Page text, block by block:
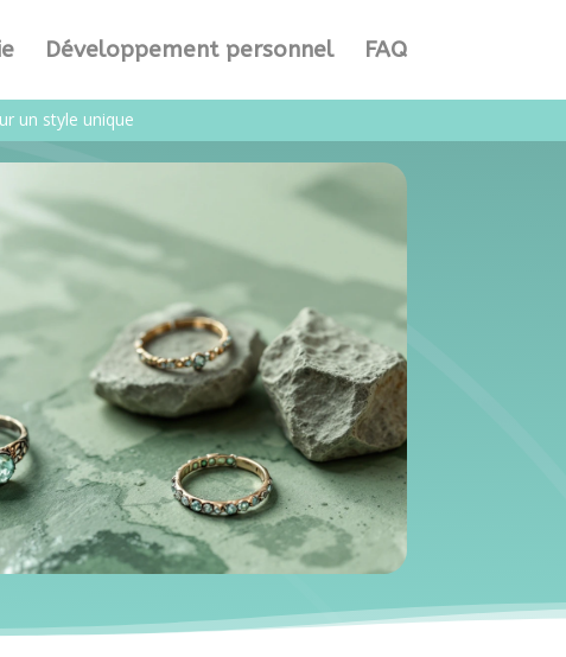
Développement personnel FAQ
un style unique